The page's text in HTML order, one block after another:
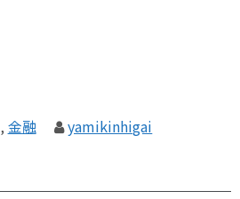
, 金融 yamikinhigai